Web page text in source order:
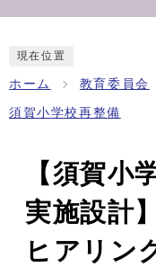
現在位置
ホーム 教育委員会
須賀小学校再整備
【須賀小
実施設計
ヒアリン